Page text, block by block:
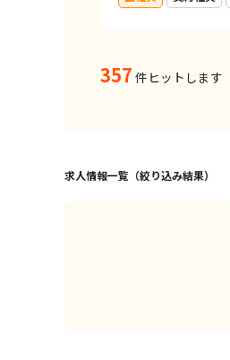
357 件ヒットします
求人情報一覧（絞り込み結果）